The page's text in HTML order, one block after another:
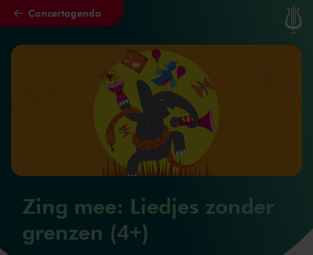
Naar hoofdcontent
Concertagenda
Zing mee: Liedjes zonder
grenzen (4+)